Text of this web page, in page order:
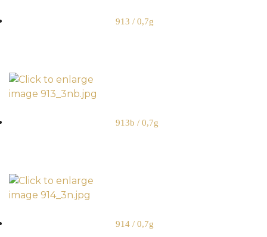
913 / 0,7g
913b / 0,7g
914 / 0,7g